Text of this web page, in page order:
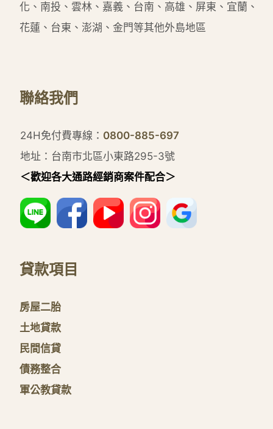
化、南投、雲林、嘉義、台南、高雄、屏東、宜蘭、
花蓮、台東、澎湖、金門等其他外島地區
聯絡我們
24H免付費專線： 0800-885-697
地址：台南市北區小東路295-3號
＜歡迎各大通路經銷商案件配合＞
貸款項目
房屋二胎
土地貸款
民間信貸
債務整合
軍公教貸款